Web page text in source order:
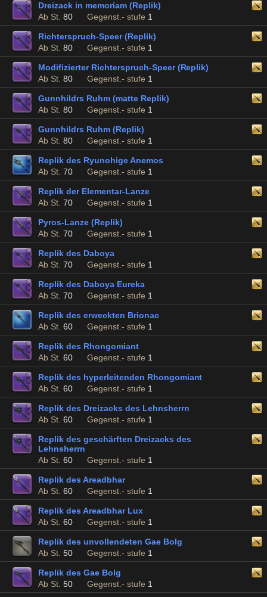
Dreizack in memoriam (Replik)
Ab St. 80 Gegenst.- stufe 1
Richterspruch-Speer (Replik)
Ab St. 80 Gegenst.- stufe 1
Modifizierter Richterspruch-Speer (Replik)
Ab St. 80 Gegenst.- stufe 1
Gunnhildrs Ruhm (matte Replik)
Ab St. 80 Gegenst.- stufe 1
Gunnhildrs Ruhm (Replik)
Ab St. 80 Gegenst.- stufe 1
Replik des Ryunohige Anemos
Ab St. 70 Gegenst.- stufe 1
Replik der Elementar-Lanze
Ab St. 70 Gegenst.- stufe 1
Pyros-Lanze (Replik)
Ab St. 70 Gegenst.- stufe 1
Replik des Daboya
Ab St. 70 Gegenst.- stufe 1
Replik des Daboya Eureka
Ab St. 70 Gegenst.- stufe 1
Replik des erweckten Brionac
Ab St. 60 Gegenst.- stufe 1
Replik des Rhongomiant
Ab St. 60 Gegenst.- stufe 1
Replik des hyperleitenden Rhongomiant
Ab St. 60 Gegenst.- stufe 1
Replik des Dreizacks des Lehnsherrn
Ab St. 60 Gegenst.- stufe 1
Replik des geschärften Dreizacks des
Lehnsherrn
Ab St. 60 Gegenst.- stufe 1
Replik des Areadbhar
Ab St. 60 Gegenst.- stufe 1
Replik des Areadbhar Lux
Ab St. 60 Gegenst.- stufe 1
Replik des unvollendeten Gae Bolg
Ab St. 50 Gegenst.- stufe 1
Replik des Gae Bolg
Ab St. 50 Gegenst.- stufe 1